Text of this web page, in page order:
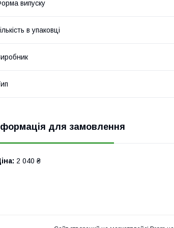
випуску
в упаковці
для замовлення
2 040 ₴